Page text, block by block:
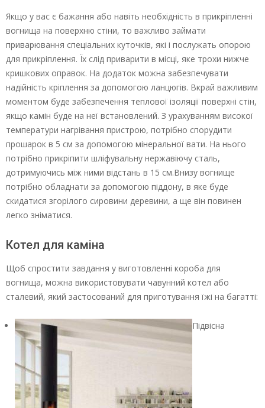
Якщо у вас є бажання або навіть необхідність в прикріпленні
вогнища на поверхню стіни, то важливо займати
приварювання спеціальних куточків, які і послужать опорою
для прикріплення. Їх слід приварити в місці, яке трохи нижче
кришкових оправок. На додаток можна забезпечувати
надійність кріплення за допомогою ланцюгів. Вкрай важливим
моментом буде забезпечення теплової ізоляції поверхні стін,
якщо камін буде на неї встановлений. З урахуванням високої
температури нагрівання пристрою, потрібно спорудити
прошарок в 5 см за допомогою мінеральної вати. На нього
потрібно прикріпити шліфувальну нержавіючу сталь,
дотримуючись між ними відстань в 15 см.Внизу вогнище
потрібно обладнати за допомогою піддону, в яке буде
скидатися згорілого сировини деревини, а ще він повинен
легко зніматися.
Котел для каміна
Щоб спростити завдання у виготовленні короба для
вогнища, можна використовувати чавунний котел або
сталевий, який застосований для приготування їжі на багатті:
Підвісна